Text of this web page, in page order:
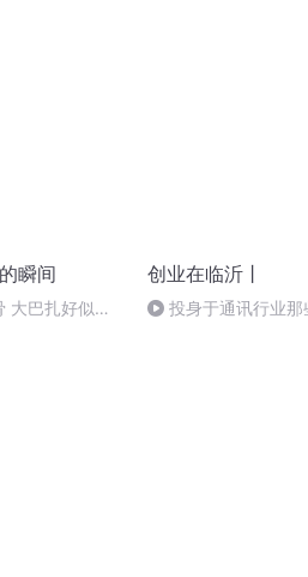
瞬间
大巴扎好似温
创业在临沂丨
投身于通讯行业那